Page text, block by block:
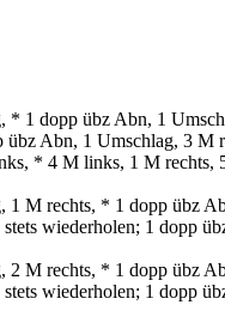
1 dopp übz Abn, 1
Abn, 1 Umschlag, 3 M
* 4 M links, 1 M
M rechts, * 1 dopp übz
wiederholen; 1 dopp
M rechts, * 1 dopp übz
wiederholen; 1 dopp